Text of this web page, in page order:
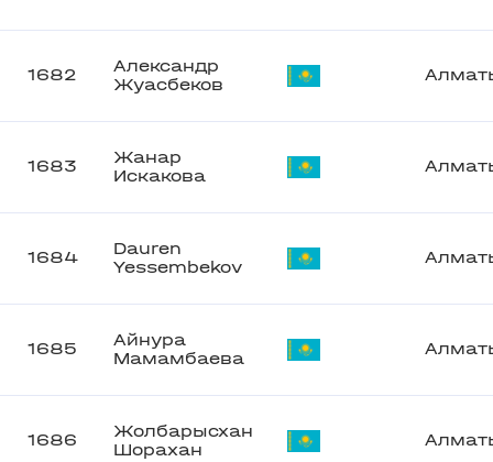
1682
Александр
Жуасбеков
1683
Жанар
Искакова
1684
Dauren
Yessembekov
1685
Айнура
Мамамбаева
1686
Жолбарысхан
Шорахан